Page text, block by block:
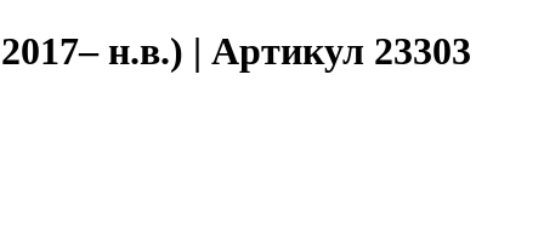
н.в.) | Артикул 23303